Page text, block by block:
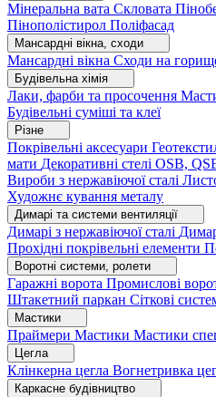
Мінеральна вата Скловата
Пінополістирол Поліфасад
Мансардні вікна, сходи
Мансардні вікна Сходи на
Будівельна хімія
Лаки, фарби та просочення
Будівельні суміші та клеї
Різне
Покрівельні аксесуари
мати Декоративні стелі OSB,
Вироби з нержавіючої сталі
Художнє кування металу
Димарі та системи вентиляції
Димарі з нержавіючої сталі
Прохідні покрівельні елементи
Воротні системи, ролети
Гаражні ворота Промислові
Штакетний паркан Сіткові
Мастики
Праймери Мастики Мастики
Цегла
Клінкерна цегла Вогнетривка
Каркасне будівництво